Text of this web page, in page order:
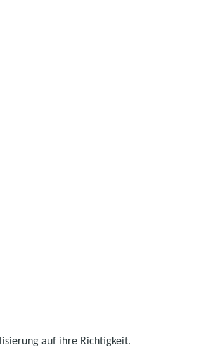
auf ihre Richtigkeit.